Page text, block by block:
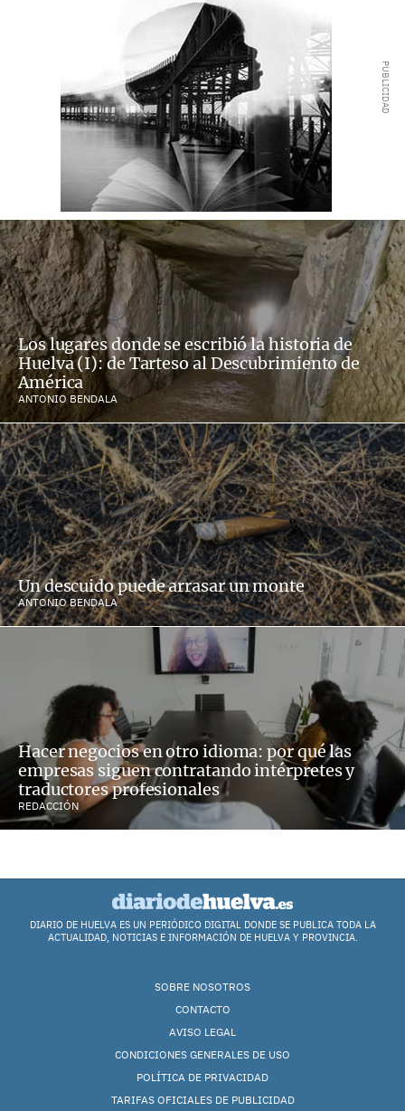
Los lugares donde se escribió la historia de
Huelva (I): de Tarteso al Descubrimiento de
América
ANTONIO BENDALA
Un descuido puede arrasar un monte
ANTONIO BENDALA
Hacer negocios en otro idioma: por qué las
empresas siguen contratando intérpretes y
traductores profesionales
REDACCIÓN
DIARIO DE HUELVA ES UN PERIÓDICO DIGITAL DONDE SE PUBLICA TODA LA
ACTUALIDAD, NOTICIAS E INFORMACIÓN DE HUELVA Y PROVINCIA.
SOBRE NOSOTROS
CONTACTO
AVISO LEGAL
CONDICIONES GENERALES DE USO
POLÍTICA DE PRIVACIDAD
TARIFAS OFICIALES DE PUBLICIDAD